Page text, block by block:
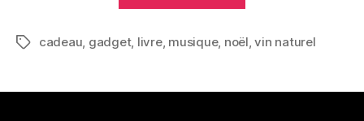
sapin]
Étiquettes
cadeau gadget, livre, musique, noël ,vin naturel